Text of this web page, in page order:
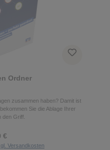
Ordner
zusammen haben? Damit ist
Sie die Ablage Ihrer
den Griff.
€
Versandkosten